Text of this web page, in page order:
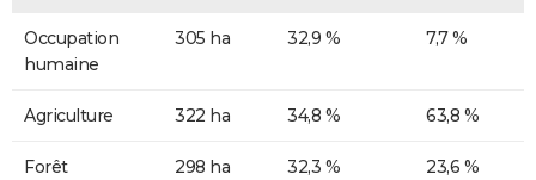
Occupation
humaine
305 ha 32,9 % 7,7 %
Agriculture 322 ha 34,8 % 63,8 %
Forêt 298 ha 32,3 % 23,6 %